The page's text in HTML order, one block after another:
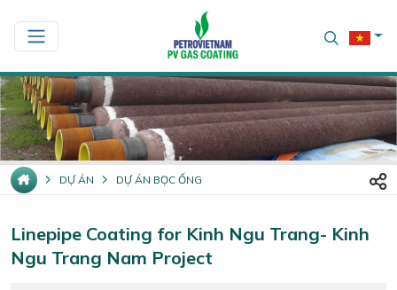
DỰ ÁN DỰ ÁN BỌC ỐNG
Linepipe Coating for Kinh Ngu Trang- Kinh
Ngu Trang Nam Project